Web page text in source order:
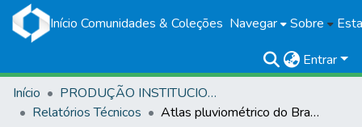
Início Comunidades & Coleções Navegar Sobre
Entrar
Início
PRODUÇÃO INSTITUCIONAL
Relatórios Técnicos
Atlas pluviométrico do Brasil: equações intensidade-duração-frequência: desagregação de precipitações diárias: município Lajeado Grande, estação pluviométrica: Bonito, código 02652001